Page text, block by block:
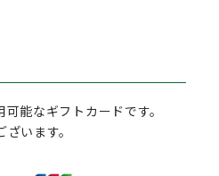
能なギフトカードです。
います。